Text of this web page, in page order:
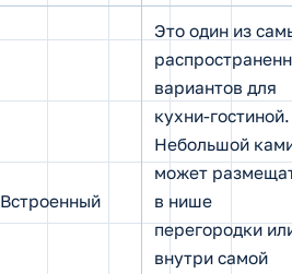
Встроенный
Это один из
вариантов для
кухни-гостиной.
Небольшой
может
в нише
перегородки
внутри самой